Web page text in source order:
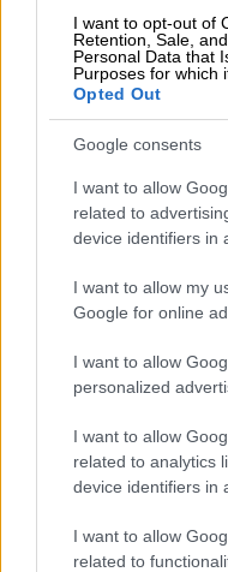
I want to opt-out of
Retention, Sale,
Personal Data that
Purposes for which
Opted Out
Google consents
I want to allow
related to
device identifiers in
I want to allow my
Google for online
I want to allow
personalized
I want to allow
related to analytics
device identifiers in
I want to allow
related to
συσκευασία. Θα
πόσο ακριβά θα
τέτοιες
Ανάμεσα σε
ολοκληρωτική
υφιστάμενο
με τι σκοπεύουν
και σε αυτούς
την υφιστάμενη
επιθυμούν και
των θεσμών.
στην αποκτηθείσα
μεταπολίτευση
που έχουν
αίτημα, αυτοί
μεταρρυθμίσεις